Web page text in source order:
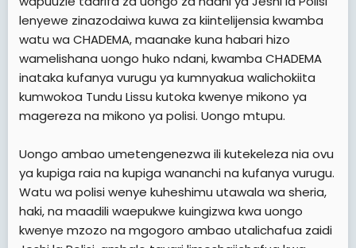
lenyewe zinazodaiwa kuwa za kiintelijensia kwamba
watu wa CHADEMA, maanake kuna habari hizo
wamelishana uongo huko ndani, kwamba CHADEMA
inataka kufanya vurugu ya kumnyakua walichokiita
kumwokoa Tundu Lissu kutoka kwenye mikono ya
magereza na mikono ya polisi. Uongo mtupu.
Uongo ambao umetengenezwa ili kutekeleza nia ovu
ya kupiga raia na kupiga wananchi na kufanya vurugu.
Watu wa polisi wenye kuheshimu utawala wa sheria,
haki, na maadili waepukwe kuingizwa kwa uongo
kwenye mzozo na mgogoro ambao utalichafua zaidi